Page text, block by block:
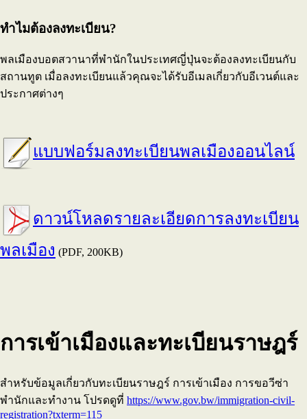
ทำไมต้องลงทะเบียน?
พลเมืองบอตสวานาที่พำนักในประเทศญี่ปุ่นจะต้องลงทะเบียนกับ
สถานทูต เมื่อลงทะเบียนแล้วคุณจะได้รับอีเมลเกี่ยวกับอีเวนต์และ
ประกาศต่างๆ
แบบฟอร์มลงทะเบียนพลเมืองออนไลน์
ดาวน์โหลดรายละเอียดการลงทะเบียน
พลเมือง (PDF, 200KB)
การเข้าเมืองและทะเบียนราษฎร์
สำหรับข้อมูลเกี่ยวกับทะเบียนราษฎร์ การเข้าเมือง การขอวีซ่า
พำนักและทำงาน โปรดดูที่ https://www.gov.bw/immigration-civil-
registration?txterm=115